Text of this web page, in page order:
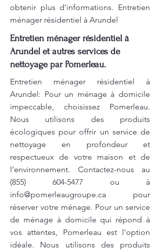
obtenir plus d'informations. Entretien
ménager résidentiel à Arundel
Entretien ménager résidentiel à
Arundel et autres services de
nettoyage par Pomerleau.
Entretien ménager résidentiel à
Arundel: Pour un ménage à domicile
impeccable, choisissez Pomerleau.
Nous utilisons des produits
écologiques pour offrir un service de
nettoyage en profondeur et
respectueux de votre maison et de
l’environnement. Contactez-nous au
(855) 604-5477 ou à
info@pomerleaugroupe.ca pour
réserver votre ménage. Pour un service
de ménage à domicile qui répond à
vos attentes, Pomerleau est l'option
idéale. Nous utilisons des produits